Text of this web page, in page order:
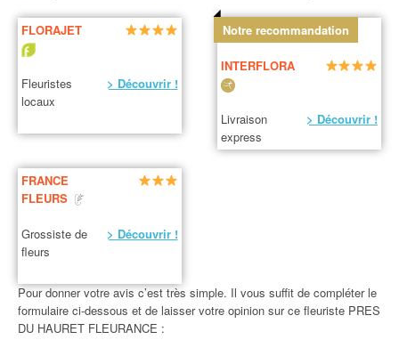
FLORAJET
Fleuristes
locaux
> Découvrir !
Notre recommandation
INTERFLORA
Livraison
express
> Découvrir !
FRANCE
FLEURS
Grossiste de
fleurs
> Découvrir !
Pour donner votre avis c’est très simple. Il vous suffit de compléter le
formulaire ci-dessous et de laisser votre opinion sur ce fleuriste PRES
DU HAURET FLEURANCE :